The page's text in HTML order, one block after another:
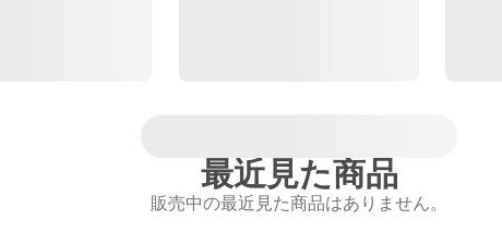
最近見た商品
販売中の最近見た商品はありません。